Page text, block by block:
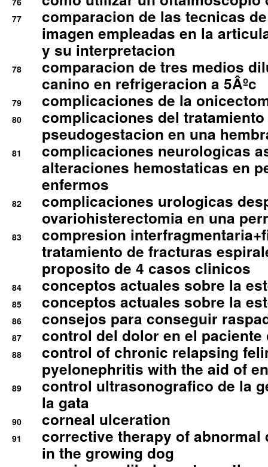
77
comparacion de las tecnicas
imagen empleadas en la
y su interpretacion
78
comparacion de tres medios
canino en refrigeracion a 5Âºc
79 complicaciones de la
80
complicaciones del
pseudogestacion en una
81
complicaciones neurologicas
alteraciones hemostaticas en
enfermos
82
complicaciones urologicas
ovariohisterectomia en una
83
compresion
tratamiento de fracturas
proposito de 4 casos clinicos
84 conceptos actuales sobre la
85 conceptos actuales sobre la
86 consejos para conseguir
87 control del dolor en el
88
control of chronic relapsing
pyelonephritis with the aid of
89
control ultrasonografico de la
la gata
90 corneal ulceration
91
corrective therapy of abnormal
in the growing dog